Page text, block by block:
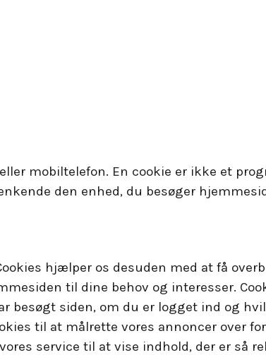
mobiltelefon. En cookie er ikke et
den enhed, du besøger
hjælper os desuden med at få
til dine behov og interesser.
besøgt siden, om du er logget ind og
til at målrette vores annoncer over
service til at vise indhold, der er så